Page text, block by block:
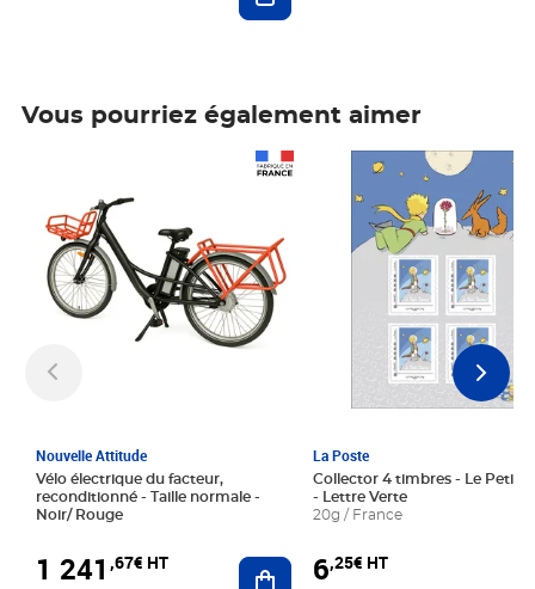
Vous pourriez également aimer
Nouvelle Attitude
Vélo électrique du facteur,
reconditionné - Taille normale -
Noir/ Rouge
1 241 ,67€ HT Ajouter au panier
La Poste
Collector 4 timbres - Le Petit
- Lettre Verte
20g / France
6,25€ HT
Prix 6,25€ HT